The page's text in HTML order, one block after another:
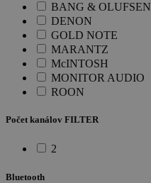
BANG & OLUFSEN
DENON
GOLD NOTE
MARANTZ
McINTOSH
MONITOR AUDIO
ROON
Počet kanálov FILTER
2
Bluetooth